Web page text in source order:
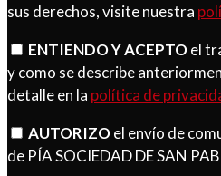
sus derechos, visite nuestra
ENTIENDO Y ACEPTOel
y como se describe
detalle en la política de
AUTORIZOel envío de
de PÍA SOCIEDAD DE SAN